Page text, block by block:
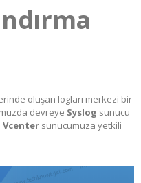
oluşan logları merkezi bir
devreye Syslog sunucu
Vcenter sunucumuza yetkili